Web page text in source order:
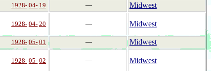
1928- 04- 19 ―
Midwest
1928- 04- 20 ― Midwest
1928- 05- 01 ―
Midwest
1928- 05- 02 ― Midwest